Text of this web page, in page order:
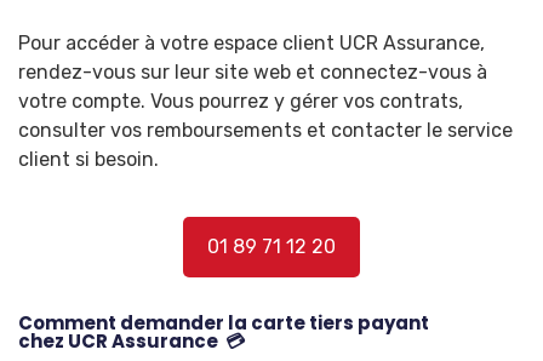
Pour accéder à votre espace client UCR Assurance,
rendez-vous sur leur site web et connectez-vous à
votre compte. Vous pourrez y gérer vos contrats,
consulter vos remboursements et contacter le service
client si besoin.
01 89 71 12 20
Comment demander la carte tiers payant
chez UCR Assurance 💳